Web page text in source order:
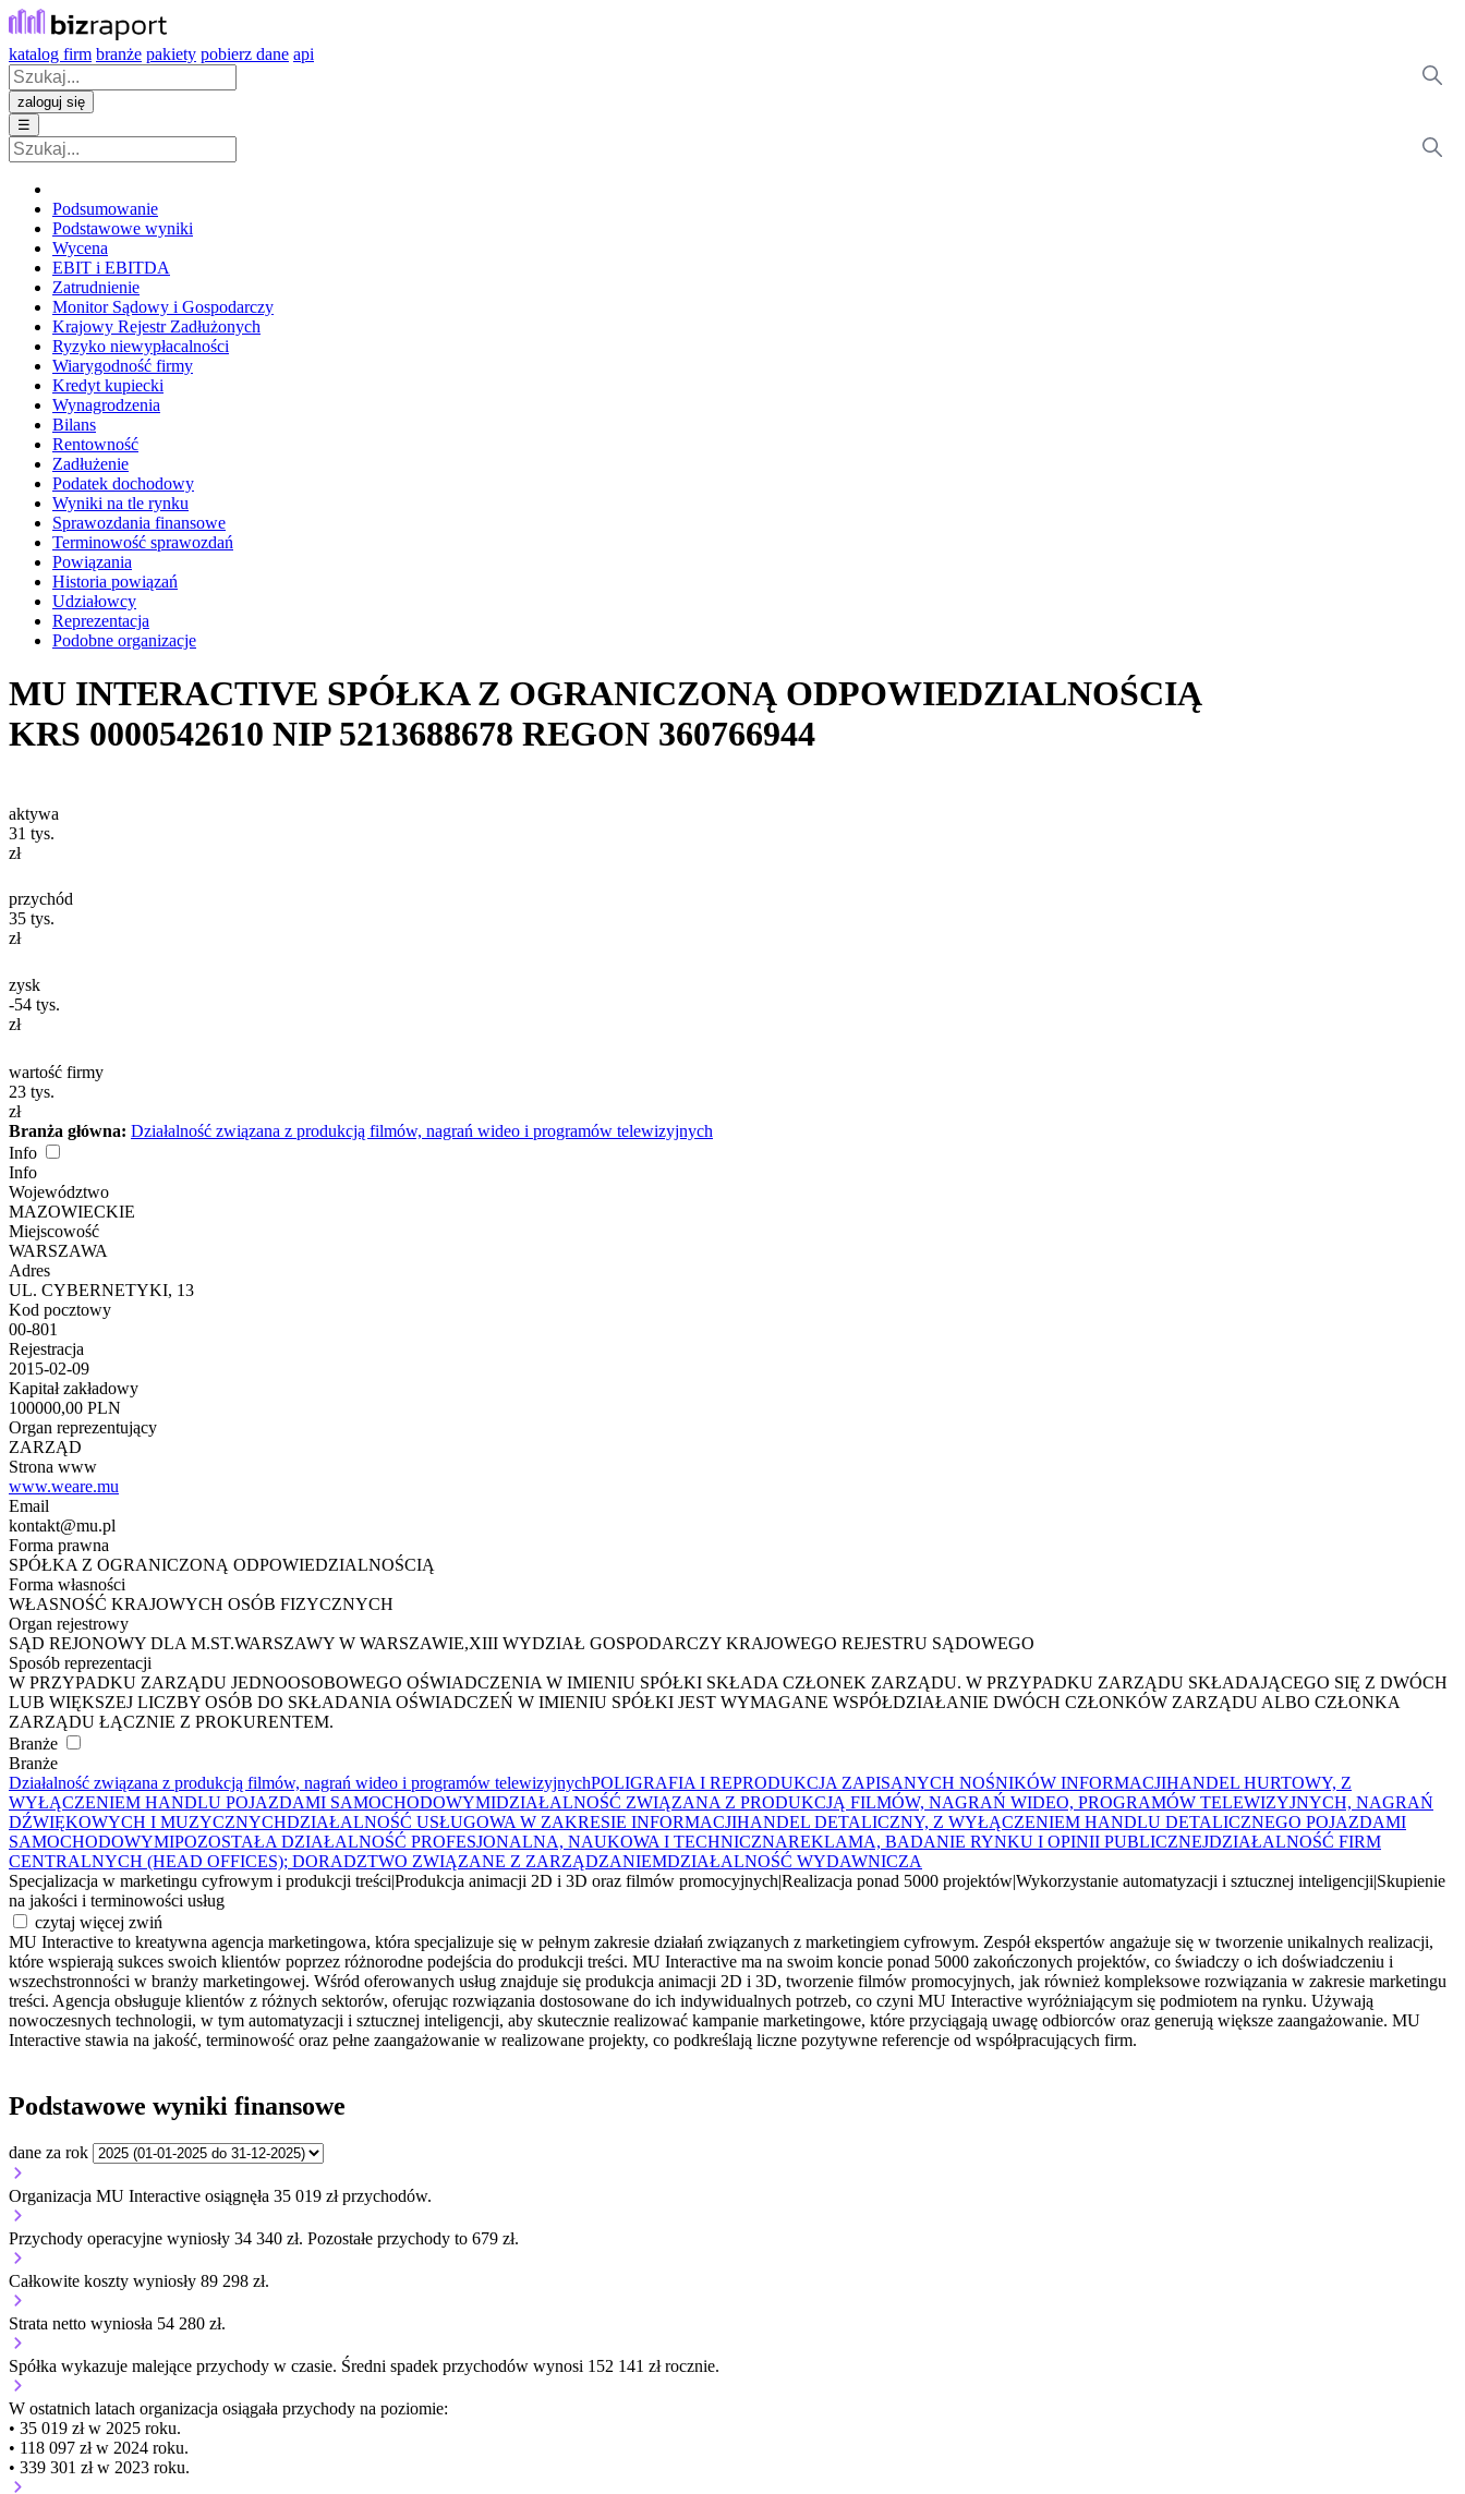
katalog firm branże pakiety pobierz dane api
zaloguj się
☰
Podsumowanie
Podstawowe wyniki
Wycena
EBIT i EBITDA
Zatrudnienie
Monitor Sądowy i Gospodarczy
Krajowy Rejestr Zadłużonych
Ryzyko niewypłacalności
Wiarygodność firmy
Kredyt kupiecki
Wynagrodzenia
Bilans
Rentowność
Zadłużenie
Podatek dochodowy
Wyniki na tle rynku
Sprawozdania finansowe
Terminowość sprawozdań
Powiązania
Historia powiązań
Udziałowcy
Reprezentacja
Podobne organizacje
MU INTERACTIVE SPÓŁKA Z OGRANICZONĄ ODPOWIEDZIALNOŚCIĄ
KRS 0000542610 NIP 5213688678 REGON 360766944
aktywa
31 tys.
zł
przychód
35 tys.
zł
zysk
-54 tys.
zł
wartość firmy
23 tys.
zł
Branża główna: Działalność związana z produkcją filmów, nagrań wideo i programów telewizyjnych
Info
Info
Województwo
MAZOWIECKIE
Miejscowość
WARSZAWA
Adres
UL. CYBERNETYKI, 13
Kod pocztowy
00-801
Rejestracja
2015-02-09
Kapitał zakładowy
100000,00 PLN
Organ reprezentujący
ZARZĄD
Strona www
www.weare.mu
Email
kontakt@mu.pl
Forma prawna
SPÓŁKA Z OGRANICZONĄ ODPOWIEDZIALNOŚCIĄ
Forma własności
WŁASNOŚĆ KRAJOWYCH OSÓB FIZYCZNYCH
Organ rejestrowy
SĄD REJONOWY DLA M.ST.WARSZAWY W WARSZAWIE,XIII WYDZIAŁ GOSPODARCZY KRAJOWEGO REJESTRU SĄDOWEGO
Sposób reprezentacji
W PRZYPADKU ZARZĄDU JEDNOOSOBOWEGO OŚWIADCZENIA W IMIENIU SPÓŁKI SKŁADA CZŁONEK ZARZĄDU. W PRZYPADKU ZARZĄDU SKŁADAJĄCEGO SIĘ Z DWÓCH
LUB WIĘKSZEJ LICZBY OSÓB DO SKŁADANIA OŚWIADCZEŃ W IMIENIU SPÓŁKI JEST WYMAGANE WSPÓŁDZIAŁANIE DWÓCH CZŁONKÓW ZARZĄDU ALBO CZŁONKA
ZARZĄDU ŁĄCZNIE Z PROKURENTEM.
Branże
Branże
Działalność związana z produkcją filmów, nagrań wideo i programów telewizyjnychPOLIGRAFIA I REPRODUKCJA ZAPISANYCH NOŚNIKÓW INFORMACJIHANDEL HURTOWY, Z
WYŁĄCZENIEM HANDLU POJAZDAMI SAMOCHODOWYMIDZIAŁALNOŚĆ ZWIĄZANA Z PRODUKCJĄ FILMÓW, NAGRAŃ WIDEO, PROGRAMÓW TELEWIZYJNYCH, NAGRAŃ
DŹWIĘKOWYCH I MUZYCZNYCHDZIAŁALNOŚĆ USŁUGOWA W ZAKRESIE INFORMACJIHANDEL DETALICZNY, Z WYŁĄCZENIEM HANDLU DETALICZNEGO POJAZDAMI
SAMOCHODOWYMIPOZOSTAŁA DZIAŁALNOŚĆ PROFESJONALNA, NAUKOWA I TECHNICZNAREKLAMA, BADANIE RYNKU I OPINII PUBLICZNEJDZIAŁALNOŚĆ FIRM
CENTRALNYCH (HEAD OFFICES); DORADZTWO ZWIĄZANE Z ZARZĄDZANIEMDZIAŁALNOŚĆ WYDAWNICZA
Specjalizacja w marketingu cyfrowym i produkcji treściProdukcja animacji 2D i 3D oraz filmów promocyjnychRealizacja ponad 5000 projektówWykorzystanie automatyzacji i sztucznej inteligencji Skupienie
na jakości i terminowości usług
czytaj więcej zwiń
MU Interactive to kreatywna agencja marketingowa, która specjalizuje się w pełnym zakresie działań związanych z marketingiem cyfrowym. Zespół ekspertów angażuje się w tworzenie unikalnych realizacji,
które wspierają sukces swoich klientów poprzez różnorodne podejścia do produkcji treści. MU Interactive ma na swoim koncie ponad 5000 zakończonych projektów, co świadczy o ich doświadczeniu i
wszechstronności w branży marketingowej. Wśród oferowanych usług znajduje się produkcja animacji 2D i 3D, tworzenie filmów promocyjnych, jak również kompleksowe rozwiązania w zakresie marketingu
treści. Agencja obsługuje klientów z różnych sektorów, oferując rozwiązania dostosowane do ich indywidualnych potrzeb, co czyni MU Interactive wyróżniającym się podmiotem na rynku. Używają
nowoczesnych technologii, w tym automatyzacji i sztucznej inteligencji, aby skutecznie realizować kampanie marketingowe, które przyciągają uwagę odbiorców oraz generują większe zaangażowanie. MU
Interactive stawia na jakość, terminowość oraz pełne zaangażowanie w realizowane projekty, co podkreślają liczne pozytywne referencje od współpracujących firm.
Podstawowe wyniki finansowe
dane za rok
Organizacja MU Interactive osiągnęła 35 019 zł przychodów.
Przychody operacyjne wyniosły 34 340 zł. Pozostałe przychody to 679 zł.
Całkowite koszty wyniosły 89 298 zł.
Strata netto wyniosła 54 280 zł.
Spółka wykazuje malejące przychody w czasie. Średni spadek przychodów wynosi 152 141 zł rocznie.
W ostatnich latach organizacja osiągała przychody na poziomie:
• 35 019 zł w 2025 roku.
• 118 097 zł w 2024 roku.
• 339 301 zł w 2023 roku.